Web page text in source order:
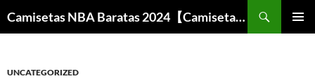
Camisetas NBA Baratas 2024【Camisetas Especiales Baloncesto】
UNCATEGORIZED